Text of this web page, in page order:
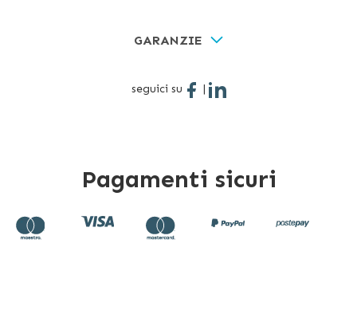
GARANZIE
seguici su |
Pagamenti sicuri